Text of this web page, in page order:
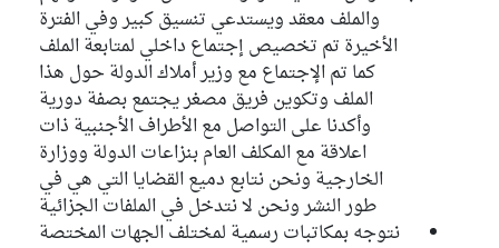
والملف معقد ويستدعي تنسيق كبير وفي الفترة
الأخيرة تم تخصيص إجتماع داخلي لمتابعة الملف
كما تم الإجتماع مع وزير أملاك الدولة حول هذا
الملف وتكوين فريق مصغر يجتمع بصفة دورية
وأكدنا على التواصل مع الأطراف الأجنبية ذات
اعلاقة مع المكلف العام بنزاعات الدولة ووزارة
الخارجية ونحن نتابع دميع القضايا التي هي في
طور النشر ونحن لا نتدخل في الملفات الجزائية
نتوجه بمكاتبات رسمية لمختلف الجهات المختصة